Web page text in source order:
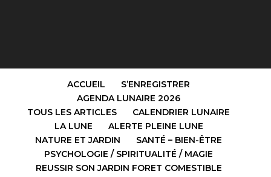
ACCUEIL
S’ENREGISTRER
AGENDA LUNAIRE 2026
TOUS LES ARTICLES
CALENDRIER LUNAIRE
LA LUNE
ALERTE PLEINE LUNE
NATURE ET JARDIN
SANTÉ – BIEN-ÊTRE
PSYCHOLOGIE / SPIRITUALITÉ / MAGIE
REUSSIR SON JARDIN FORET COMESTIBLE